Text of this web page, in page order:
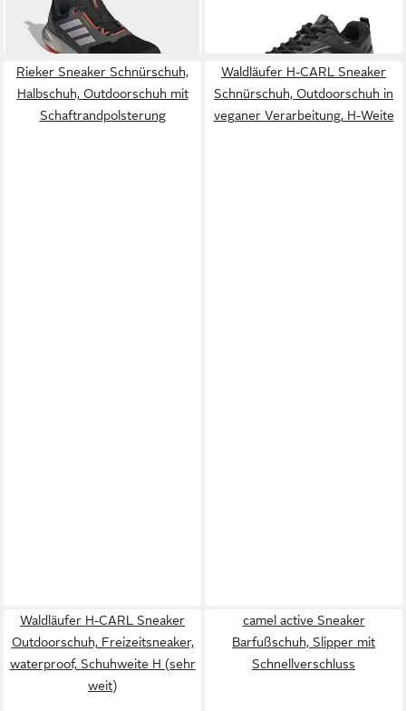
Laufschuh
Rieker Sneaker Schnürschuh,
Halbschuh, Outdoorschuh mit
Schaftrandpolsterung
Waldläufer H-CARL Sneaker
Schnürschuh, Outdoorschuh in
veganer Verarbeitung, H-Weite
Waldläufer H-CARL Sneaker
Outdoorschuh, Freizeitsneaker,
waterproof, Schuhweite H (sehr
weit)
camel active Sneaker
Barfußschuh, Slipper mit
Schnellverschluss